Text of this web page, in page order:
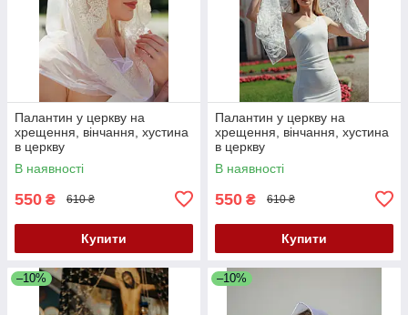
Палантин у церкву на
хрещення, вінчання, хустина
в церкву
В наявності
550 ₴ 610 ₴
Купити
Палантин у церкву на
хрещення, вінчання, хустина
в церкву
В наявності
550 ₴ 610 ₴
Купити
–10% –10%